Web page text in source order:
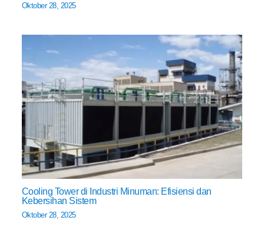
Oktober 28, 2025
Cooling Tower di Industri Minuman: Efisiensi dan
Kebersihan Sistem
Oktober 28, 2025